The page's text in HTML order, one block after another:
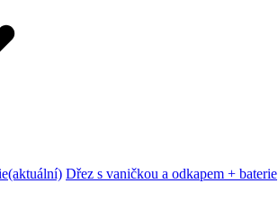
(aktuální) Dřez s vaničkou a odkapem + baterie